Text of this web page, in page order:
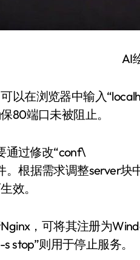
AI
以在浏览器中输入
80端口未被阻止。
通过修改“conf\
。根据需求调整server块
效。
，可将其注册为
stop”则用于停止服务。